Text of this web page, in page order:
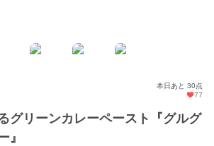
本日あと 30点
77
グリーンカレーペースト『グルグ
』